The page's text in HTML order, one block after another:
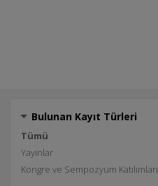
Bulunan Kayıt Türleri
Tümü
Yayınlar
Kongre ve Sempozyum Katılımları